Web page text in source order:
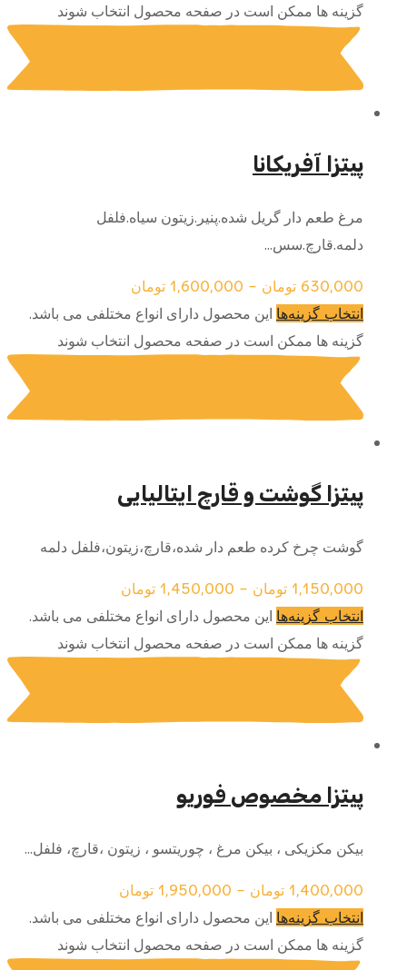
گزینه ها ممکن است در صفحه محصول انتخاب شوند
پیتزا آفریکانا
مرغ طعم دار گریل شده.پنیر.زیتون سیاه.فلفل
دلمه.قارچ.سس...
630,000 تومان –
1,600,000 تومان
انتخاب گزینه‌ها این محصول دارای انواع مختلفی می باشد.
گزینه ها ممکن است در صفحه محصول انتخاب شوند
پیتزا گوشت و قارچ ایتالیایی
گوشت چرخ کرده طعم دار شده،قارچ،زیتون،فلفل دلمه
1,150,000 تومان –
1,450,000 تومان
انتخاب گزینه‌ها این محصول دارای انواع مختلفی می باشد.
گزینه ها ممکن است در صفحه محصول انتخاب شوند
پیتزا مخصوص فوریو
بیکن مکزیکی ، بیکن مرغ ، چوریتسو ، زیتون ،قارچ، فلفل...
1,400,000 تومان –
1,950,000 تومان
انتخاب گزینه‌ها این محصول دارای انواع مختلفی می باشد.
گزینه ها ممکن است در صفحه محصول انتخاب شوند